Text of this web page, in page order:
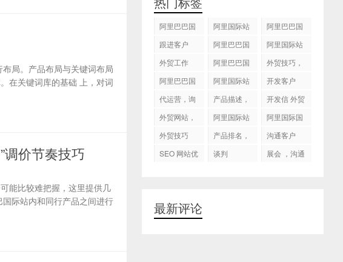
局。产品布局与关键词布局
在关键词库的基础 上，对词
价节奏技巧
能比较难把握，这里提供几
际站内和同行产品之间进行
阿里巴巴国
阿里国际站
国际站托管
服务，阿里
服务
阿里巴巴国
跟进客户
阿里巴巴国
阿里国际站
外贸工作
阿里巴巴国
作
外贸技巧，
阿里巴巴国
化
阿里国际站
开发客户
代运营，询
产品描述，
开发信 外贸
外贸网站，
阿里国际站
阿里国际国
外贸技巧
产品排名，
沟通客户
SEO 网站优
谈判
展会 ，沟通
最新评论